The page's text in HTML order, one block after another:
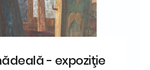
- expoziţie